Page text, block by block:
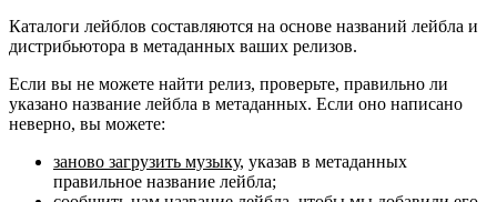
Каталоги лейблов составляются на основе названий лейбла и
дистрибьютора в метаданных ваших релизов.
Если вы не можете найти релиз, проверьте, правильно ли
указано название лейбла в метаданных. Если оно написано
неверно, вы можете:
заново загрузить музыку, указав в метаданных
правильное название лейбла;